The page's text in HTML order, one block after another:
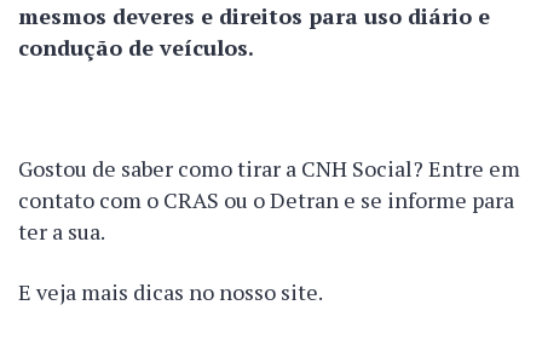
mesmos deveres e direitos para uso diário e
condução de veículos.
Gostou de saber como tirar a CNH Social? Entre em
contato com o CRAS ou o Detran e se informe para
ter a sua.
E veja mais dicas no nosso site.